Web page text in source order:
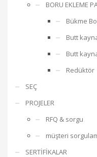
BORU EKLEME
Bükme
Butt
Butt
Redüktör
SEÇ
PROJELER
RFQ & sorgu
müşteri
SERTİFİKALAR